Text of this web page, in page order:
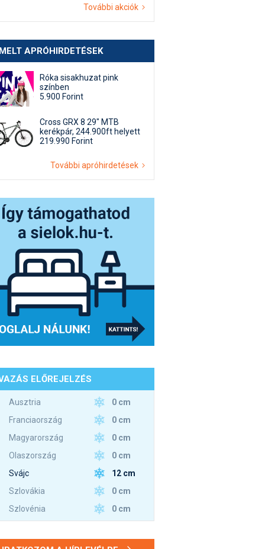
További akciók
APRÓHIRDETÉSEK
Róka sisakhuzat pink
színben
5.900 Forint
Cross GRX 8 29" MTB
kerékpár, 244.900ft helyett
219.990 Forint
További apróhirdetések
ELŐREJELZÉS
Ausztria
0 cm
Franciaország
0 cm
Magyarország
0 cm
Olaszország
0 cm
Svájc
12 cm
Szlovákia
0 cm
Szlovénia
0 cm